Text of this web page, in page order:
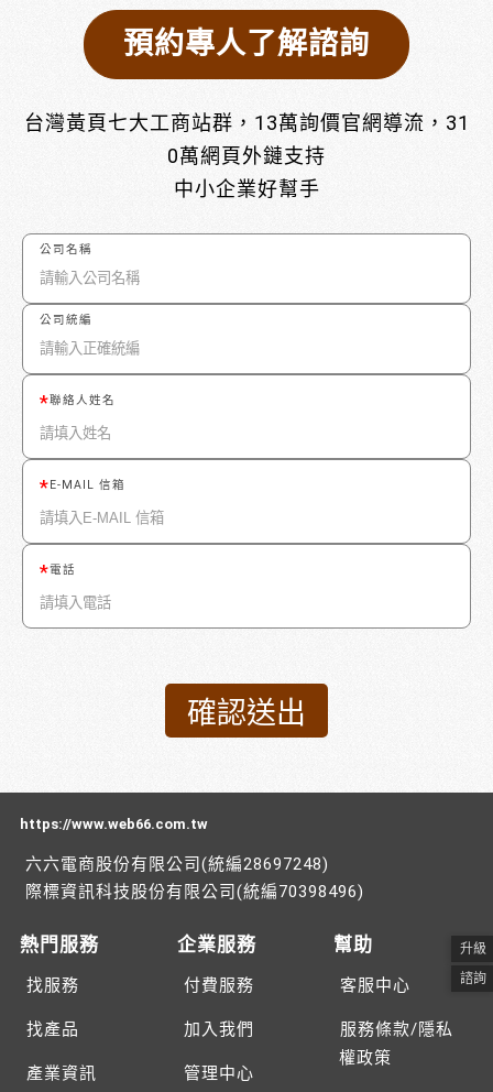
預約專人了解諮詢
台灣黃頁七大工商站群，13萬詢價官網導流，31
0萬網頁外鏈支持
中小企業好幫手
公司名稱
公司統編
聯絡人姓名
E-MAIL 信箱
電話
https://www.web66.com.tw
六六電商股份有限公司(統編28697248)
際標資訊科技股份有限公司(統編70398496)
熱門服務
找服務
找產品
產業資訊
企業服務
付費服務
加入我們
管理中心
幫助
客服中心
服務條款/隱私
權政策
升級
諮詢